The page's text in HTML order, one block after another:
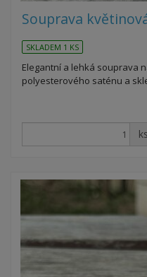
Souprava
SKLADEM 1 KS
Elegantní a lehká souprava
polyesterového saténu a
ks